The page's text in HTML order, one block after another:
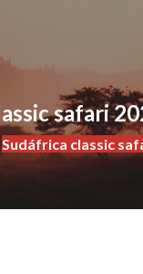
safari
Sudáfrica classic